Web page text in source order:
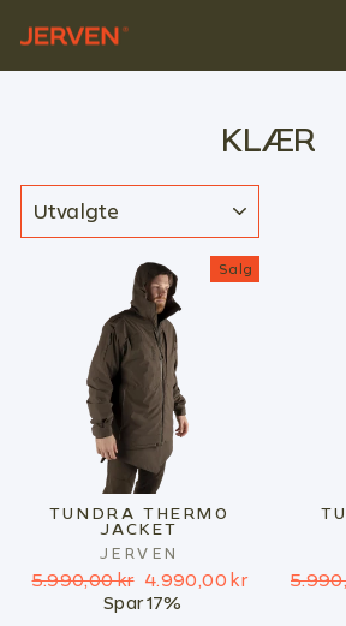
KLÆR
Salg
TUNDRA THERMO
JACKET
JERVEN
Ordinær
5.990,00 kr Salgspris
4.990,00 kr
Spar 17%